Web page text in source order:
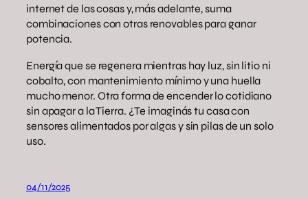
internet de las cosas y, más adelante, suma
combinaciones con otras renovables para ganar
potencia.
Energía que se regenera mientras hay luz, sin litio ni
cobalto, con mantenimiento mínimo y una huella
mucho menor. Otra forma de encender lo cotidiano
sin apagar a la Tierra. ¿Te imaginás tu casa con
sensores alimentados por algas y sin pilas de un solo
uso.
04/11/2025